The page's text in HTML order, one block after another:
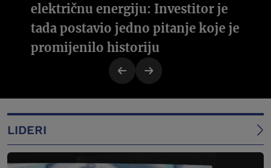
električnu energiju: Investitor je
tada postavio jedno pitanje koje je
promijenilo historiju
LIDERI